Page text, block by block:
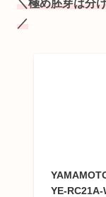
＼極め胚芽は分
／
YE-RC21A-